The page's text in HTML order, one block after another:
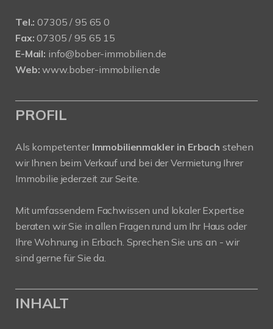
Tel.: 07305 / 95 65 0
Fax: 07305 / 95 65 15
E-Mail: info@bober-immobilien.de
Web: www.bober-immobilien.de
PROFIL
Als kompetenter Immobilienmakler in Erbach stehen
wir Ihnen beim Verkauf und bei der Vermietung Ihrer
Immobilie jederzeit zur Seite.
Mit umfassendem Fachwissen und lokaler Expertise
beraten wir Sie in allen Fragen rund um Ihr Haus oder
Ihre Wohnung in Erbach. Sprechen Sie uns an - wir
sind gerne für Sie da.
INHALT